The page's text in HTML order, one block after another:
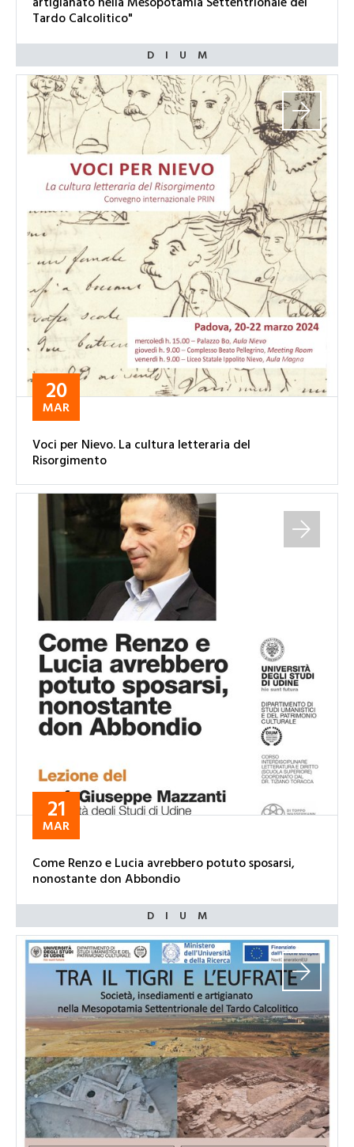
Tardo Calcolitico"
20
MAR
Voci per Nievo. La cultura letteraria del
Risorgimento
21
MAR
Come Renzo e Lucia avrebbero potuto sposarsi,
nonostante don Abbondio